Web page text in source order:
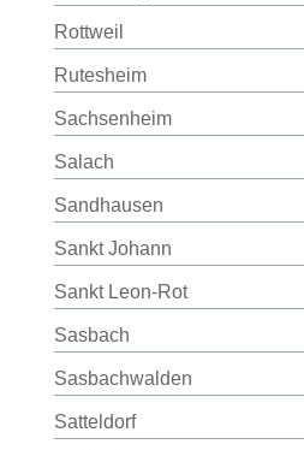
Rottweil
Rutesheim
Sachsenheim
Salach
Sandhausen
Sankt Johann
Sankt Leon-Rot
Sasbach
Sasbachwalden
Satteldorf